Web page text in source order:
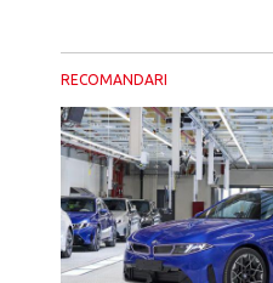
RECOMANDARI